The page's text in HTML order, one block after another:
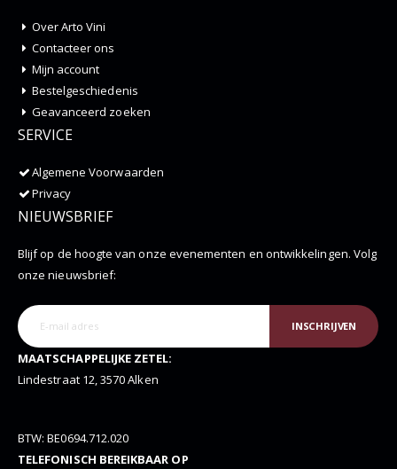
Over Arto Vini
Contacteer ons
Mijn account
Bestelgeschiedenis
Geavanceerd zoeken
SERVICE
Algemene Voorwaarden
Privacy
NIEUWSBRIEF
Blijf op de hoogte van onze evenementen en ontwikkelingen. Volg
onze nieuwsbrief:
INSCHRIJVEN
MAATSCHAPPELIJKE ZETEL:
Lindestraat 12, 3570 Alken
BTW: BE0694.712.020
TELEFONISCH BEREIKBAAR OP